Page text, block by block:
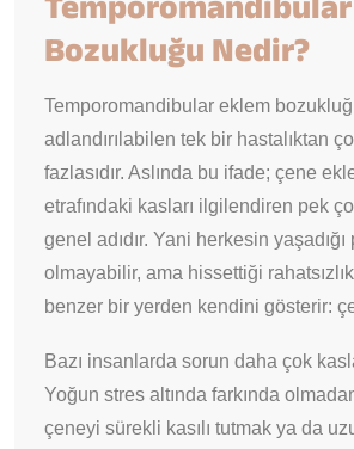
Bozukluğu Nedir?
Temporomandibular eklem
adlandırılabilen tek bir hastalıktan
fazlasıdır. Aslında bu ifade; çene
etrafındaki kasları ilgilendiren pek
genel adıdır. Yani herkesin yaşadığı
olmayabilir, ama hissettiği
benzer bir yerden kendini gösterir:
Bazı insanlarda sorun daha çok
Yoğun stres altında farkında
çeneyi sürekli kasılı tutmak ya da